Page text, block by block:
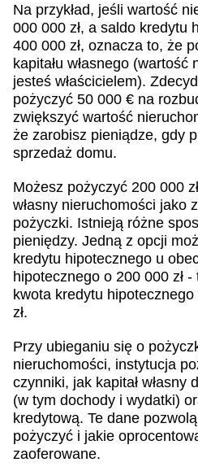
Na przykład, jeśli wartość
000 000 zł, a saldo kredytu
400 000 zł, oznacza to, że
kapitału własnego
jesteś właścicielem).
pożyczyć 50 000 € na
zwiększyć wartość
że zarobisz pieniądze, gdy
sprzedaż domu.
Możesz pożyczyć 200 000
własny nieruchomości jako
pożyczki. Istnieją różne
pieniędzy. Jedną z opcji
kredytu hipotecznego u
hipotecznego o 200 000 zł -
kwota kredytu
zł.
Przy ubieganiu się o
nieruchomości, instytucja
czynniki, jak kapitał własny
(w tym dochody i wydatki)
kredytową. Te dane
pożyczyć i jakie
zaoferowane.